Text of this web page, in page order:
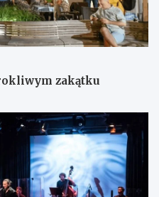
zakątku